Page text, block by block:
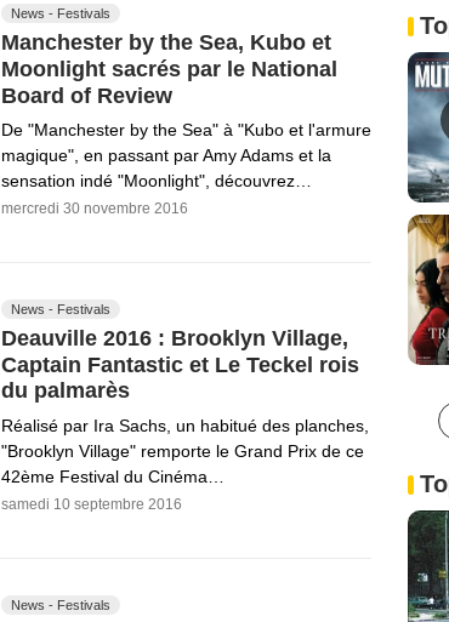
News - Festivals
Manchester by the Sea, Kubo et
Moonlight sacrés par le National
Board of Review
De "Manchester by the Sea" à "Kubo et l'armure
magique", en passant par Amy Adams et la
sensation indé "Moonlight", découvrez…
mercredi 30 novembre 2016
News - Festivals
Deauville 2016 : Brooklyn Village,
Captain Fantastic et Le Teckel rois
du palmarès
Réalisé par Ira Sachs, un habitué des planches,
"Brooklyn Village" remporte le Grand Prix de ce
42ème Festival du Cinéma…
samedi 10 septembre 2016
News - Festivals